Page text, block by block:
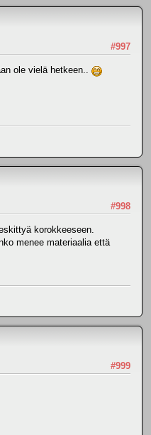
#997
ole vielä hetkeen..
#998
korokkeeseen.
menee materiaalia että
#999